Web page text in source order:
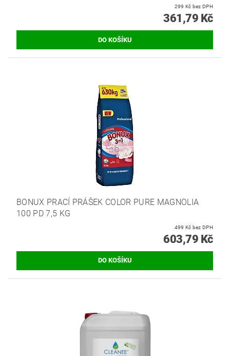
299 Kč bez DPH
361,79 Kč
BONUX PRACÍ PRÁŠEK COLOR PURE MAGNOLIA
100 PD 7,5 KG
499 Kč bez DPH
603,79 Kč